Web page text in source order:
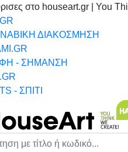
στο houseart.gr | You
ΔΙΑΚΟΣΜΗΣΗ
- ΣΗΜΑΝΣΗ
- ΣΠΙΤΙ
Menu